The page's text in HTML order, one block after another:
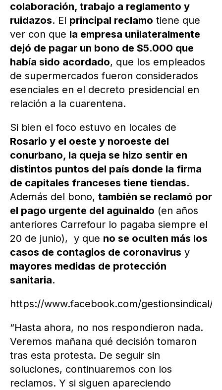
colaboración, trabajo a reglamento y
ruidazos. El principal reclamo tiene que
ver con que la empresa unilateralmente
dejó de pagar un bono de $5.000 que
había sido acordado, que los empleados
de supermercados fueron considerados
esenciales en el decreto presidencial en
relación a la cuarentena.
Si bien el foco estuvo en locales de
Rosario y el oeste y noroeste del
conurbano, la queja se hizo sentir en
distintos puntos del país donde la firma
de capitales franceses tiene tiendas.
Además del bono, también se reclamó por
el pago urgente del aguinaldo (en años
anteriores Carrefour lo pagaba siempre el
20 de junio), y que no se oculten más los
casos de contagios de coronavirus y
mayores medidas de protección
sanitaria.
https://www.facebook.com/gestionsindical/
“Hasta ahora, no nos respondieron nada.
Veremos mañana qué decisión tomaron
tras esta protesta. De seguir sin
soluciones, continuaremos con los
reclamos. Y si siguen apareciendo